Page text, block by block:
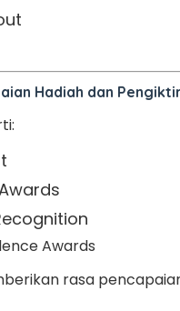
Hadiah dan
Awards
rasa